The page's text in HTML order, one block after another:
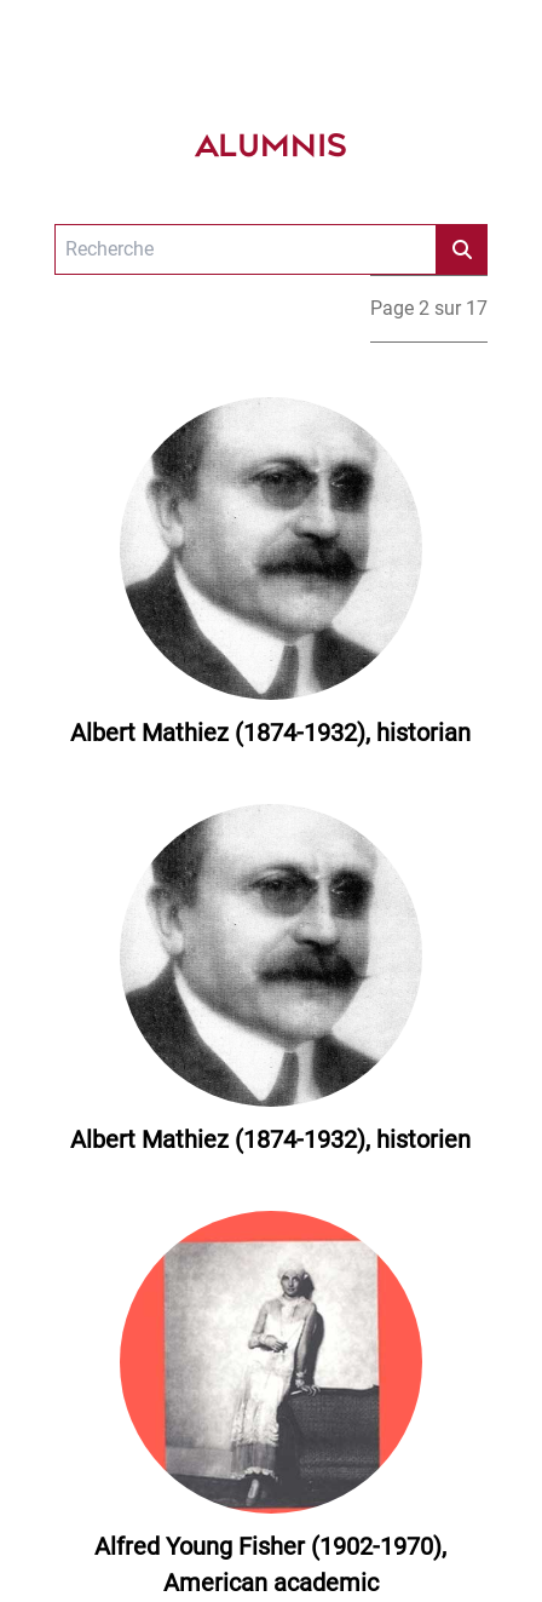
ALUMNIS
Page 2 sur 17
Albert Mathiez (1874-1932), historian
Albert Mathiez (1874-1932), historien
Alfred Young Fisher (1902-1970),
American academic